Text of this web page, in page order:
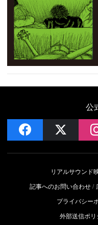
公
facebook
リアルサウンド
記事へのお問い合わせ
プライバシー
外部送信ポリ